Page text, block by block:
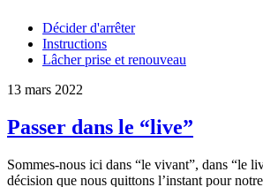
Décider d'arrêter
Instructions
Lâcher prise et renouveau
13 mars 2022
Passer dans le “live”
Sommes-nous ici dans “le vivant”, dans “le
décision que nous quittons l’instant pour